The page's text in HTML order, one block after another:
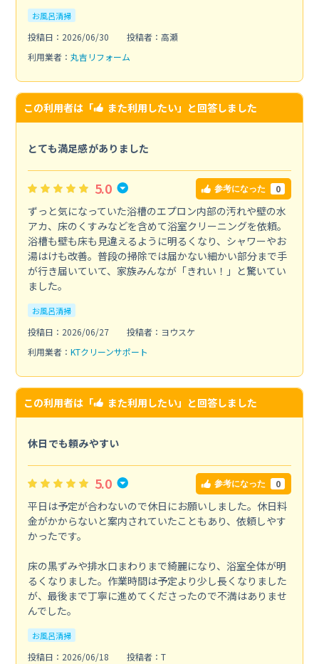
お風呂清掃
投稿日：2026/06/30
投稿者：高瀬
利用業者： 丸吉リフォーム
この利用者は「 また利用したい」と回答しました
とても満足感がありました
5.0 参考になった 0
ずっと気になっていた浴槽のエプロン内部の汚れや壁の水
アカ、床のくすみなどを含めて浴室クリーニングを依頼。
浴槽も壁も床も見違えるように明るくなり、シャワーやお
湯はけも改善。普段の掃除では届かない細かい部分まで手
が行き届いていて、家族みんなが「きれい！」と驚いてい
ました。
お風呂清掃
投稿日：2026/06/27
投稿者：ヨウスケ
利用業者： KTクリーンサポート
この利用者は「 また利用したい」と回答しました
休日でも頼みやすい
5.0 参考になった 0
平日は予定が合わないので休日にお願いしました。休日料
金がかからないと案内されていたこともあり、依頼しやす
かったです。
床の黒ずみや排水口まわりまで綺麗になり、浴室全体が明
るくなりました。作業時間は予定より少し長くなりました
が、最後まで丁寧に進めてくださったので不満はありませ
んでした。
お風呂清掃
投稿日：2026/06/18
投稿者：T